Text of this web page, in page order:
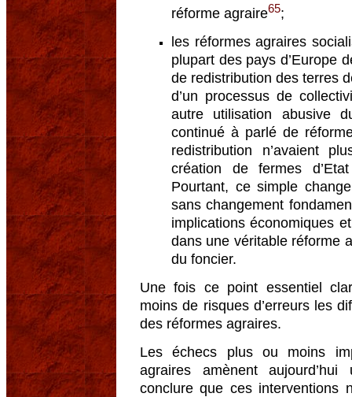
réforme agraire65;
les réformes agraires
plupart des pays d’Europe
de redistribution des terres
d’un processus de
autre utilisation abusive
continué à parlé de
redistribution n’avaient
création de fermes
Pourtant, ce simple
sans changement
implications économiques
dans une véritable réforme
du foncier.
Une fois ce point essentiel
moins de risques d’erreurs les
des réformes agraires.
Les échecs plus ou moins
agraires amènent
conclure que ces interventions